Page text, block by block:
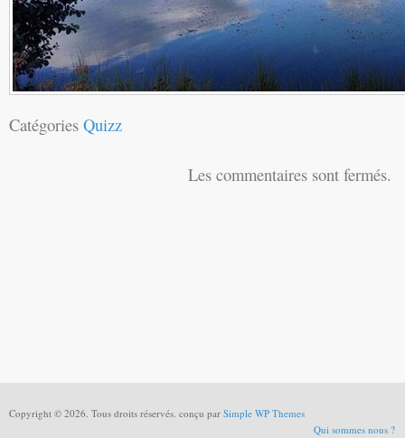
Catégories Quizz
Les commentaires sont fermés.
Copyright © 2026. Tous droits réservés. conçu par Simple WP Themes
Qui sommes nous ?